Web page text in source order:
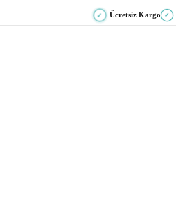
✓ Ücretsiz Kargo ✓